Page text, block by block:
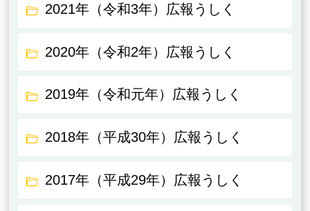
2021年（令和3年）広報うしく
2020年（令和2年）広報うしく
2019年（令和元年）広報うしく
2018年（平成30年）広報うしく
2017年（平成29年）広報うしく